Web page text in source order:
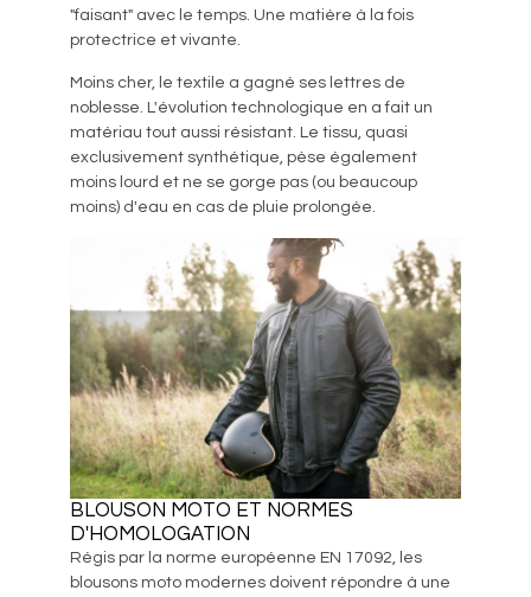
"faisant" avec le temps. Une matière à la fois
protectrice et vivante.
Moins cher, le textile a gagné ses lettres de
noblesse. L'évolution technologique en a fait un
matériau tout aussi résistant. Le tissu, quasi
exclusivement synthétique, pèse également
moins lourd et ne se gorge pas (ou beaucoup
moins) d'eau en cas de pluie prolongée.
BLOUSON MOTO ET NORMES
D'HOMOLOGATION
Régis par la norme européenne EN 17092, les
blousons moto modernes doivent répondre à une